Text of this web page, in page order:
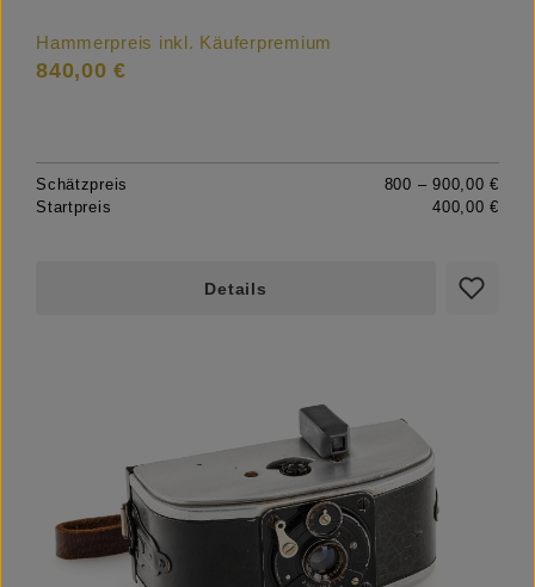
Hammerpreis inkl. Käuferpremium
840,00 €
Schätzpreis
800 – 900,00 €
Startpreis
400,00 €
Details